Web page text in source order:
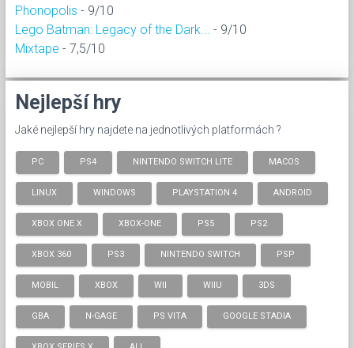
Phonopolis - 9/10
Lego Batman: Legacy of the Dark...
- 9/10
Mixtape - 7,5/10
Nejlepší hry
Jaké nejlepší hry najdete na jednotlivých platformách ?
PC PS4 NINTENDO SWITCH LITE MACOS
LINUX WINDOWS PLAYSTATION 4 ANDROID
XBOX ONE X XBOX-ONE PS5 PS2
XBOX 360 PS3 NINTENDO SWITCH PSP
MOBIL XBOX WII WIIU 3DS
GBA N-GAGE PS VITA GOOGLE STADIA